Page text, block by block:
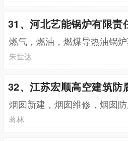
31、河北艺能锅炉有限责
燃气，燃油，燃煤导热油锅
朱世达
32、江苏宏顺高空建筑防
烟囱新建，烟囱维修，烟囱
蒋林